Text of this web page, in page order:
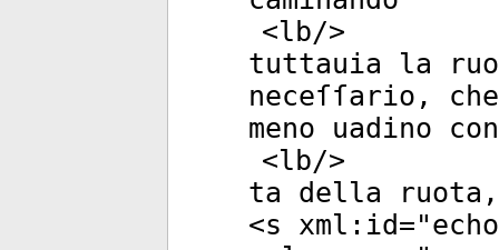
<lb/>
tuttauia la
neceſſario,
meno uadino
<lb/>
ta della
<s xml:id="